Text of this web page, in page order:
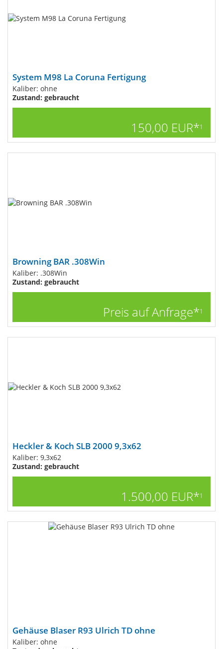
System M98 La Coruna Fertigung
Kaliber: ohne
Zustand: gebraucht
150,00 EUR*1
Browning BAR .308Win
Kaliber: .308Win
Zustand: gebraucht
Preis auf Anfrage*1
Heckler & Koch SLB 2000 9,3x62
Kaliber: 9,3x62
Zustand: gebraucht
1.500,00 EUR*1
Gehäuse Blaser R93 Ulrich TD ohne
Kaliber: ohne